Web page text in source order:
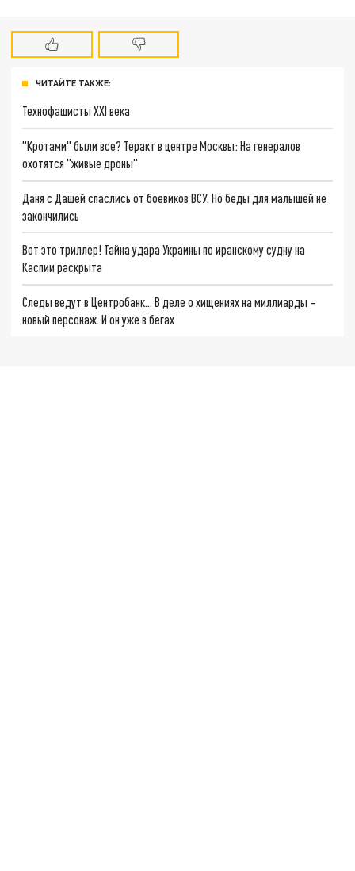
ЧИТАЙТЕ ТАКЖЕ:
Технофашисты XXI века
"Кротами" были все? Теракт в центре Москвы: На генералов
охотятся "живые дроны"
Даня с Дашей спаслись от боевиков ВСУ. Но беды для малышей не
закончились
Вот это триллер! Тайна удара Украины по иранскому судну на
Каспии раскрыта
Следы ведут в Центробанк… В деле о хищениях на миллиарды –
новый персонаж. И он уже в бегах